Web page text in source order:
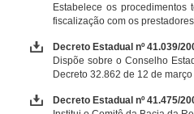
Estabelece os
fiscalização com os
Decreto Estadual nº 41.039/
Dispõe sobre o Conselho
Decreto 32.862 de 12 de
Decreto Estadual nº 41.475/